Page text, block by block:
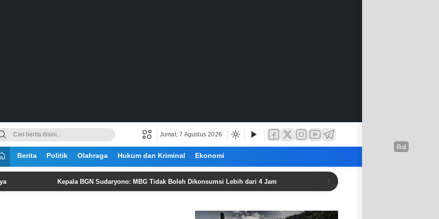
Jumat, 7 Agustus 2026
Berita Politik Olahraga Hukum dan Kriminal Ekonomi
Kepala BGN Sudaryono: MBG Tidak Boleh Dikonsumsi Lebih dari 4 Jam Politisi Golkar: Aceh Harus Perkuat